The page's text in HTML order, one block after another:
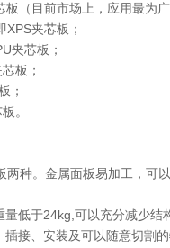
（目前市场上，应用最为广
夹芯板；
夹芯板；
板；
；
。
两种。金属面板易加工，可
低于24kg,可以充分减少结
接、安装及可以随意切割